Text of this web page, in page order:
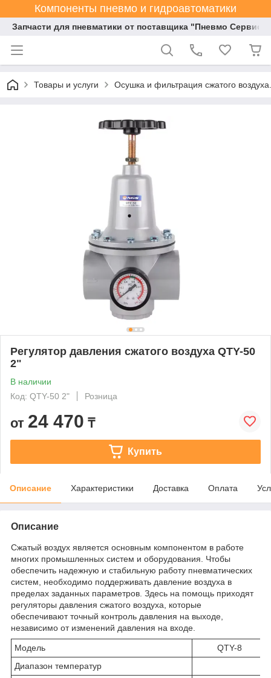
Компоненты пневмо и гидроавтоматики
Запчасти для пневматики от поставщика "Пневмо Сервис
Товары и услуги Осушка и фильтрация сжатого
Регулятор давления сжатого воздуха QTY-50
2"
В наличии
Код: QTY-50 2"
Розница
от 24 470 ₸
Купить
Описание Характеристики Доставка Оплата
Описание
Сжатый воздух является основным компонентом в работе
многих промышленных систем и оборудования. Чтобы
обеспечить надежную и стабильную работу пневматических
систем, необходимо поддерживать давление воздуха в
пределах заданных параметров. Здесь на помощь приходят
регуляторы давления сжатого воздуха, которые
обеспечивают точный контроль давления на выходе,
независимо от изменений давления на входе.
Модель
QTY-8
Диапазон температур